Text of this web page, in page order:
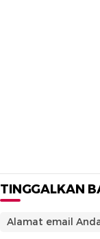
TINGGALKAN
Alamat email